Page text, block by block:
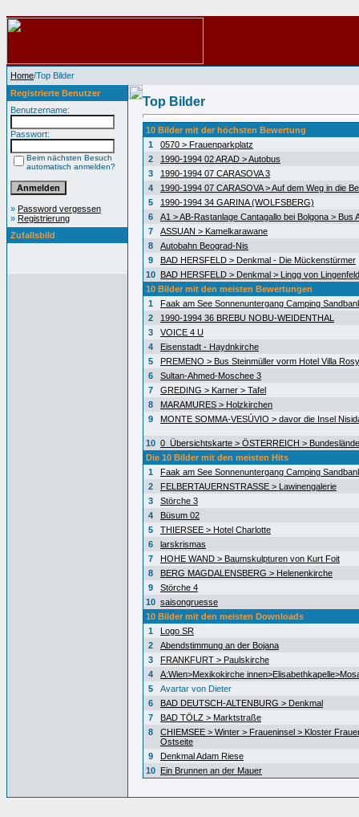
Home/Top Bilder
Registrierte Benutzer
Benutzername:
Passwort:
Beim nächsten Besuch
automatisch anmelden?
» Password vergessen
» Registrierung
Zufallsbild
Top Bilder
10 Bilder mit der höchsten Bewertung
1
0570 > Frauenparkplatz
2
1990-1994 02 ARAD > Autobus
3
1990-1994 07 CARASOVA 3
4
1990-1994 07 CARASOVA > Auf dem Weg in die
5
1990-1994 34 GARINA (WOLFSBERG)
6
A1 > AB-Rastanlage Cantagallo bei Bolgona > Bus
7
ASSUAN > Kamelkarawane
8
Autobahn Beograd-Nis
9
BAD HERSFELD > Denkmal - Die Mückenstürmer
10 BAD HERSFELD > Denkmal > Lingg von Lingenfeld
10 Bilder mit den meisten Bewertungen
1
Faak am See Sonnenuntergang Camping
2
1990-1994 36 BREBU NOBU-WEIDENTHAL
3
VOICE 4 U
4
Eisenstadt - Haydnkirche
5
PREMENO > Bus Steinmüller vorm Hotel Villa Rosy
6
Sultan-Ahmed-Moschee 3
7
GREDING > Karner > Tafel
8
MARAMURES > Holzkirchen
9
MONTE SOMMA-VESÚVIO > davor die Insel
10 0_Übersichtskarte > ÖSTERREICH >
Die 10 Bilder mit den meisten Hits
1
Faak am See Sonnenuntergang Camping
2
FELBERTAUERNSTRASSE > Lawinengalerie
3
Störche 3
4
Büsum 02
5
THIERSEE > Hotel Charlotte
6
larskrismas
7
HOHE WAND > Baumskulpturen von Kurt Foit
8
BERG MAGDALENSBERG > Helenenkirche
9
Störche 4
10 saisongruesse
10 Bilder mit den meisten Downloads
1
Logo SR
2
Abendstimmung an der Bojana
3
FRANKFURT > Paulskirche
4
A:Wien>Mexikokirche
5
Avartar von Dieter
6
BAD DEUTSCH-ALTENBURG > Denkmal
7
BAD TÖLZ > Marktstraße
8
CHIEMSEE > Winter > Fraueninsel > Kloster
Ostseite
9
Denkmal Adam Riese
10 Ein Brunnen an der Mauer